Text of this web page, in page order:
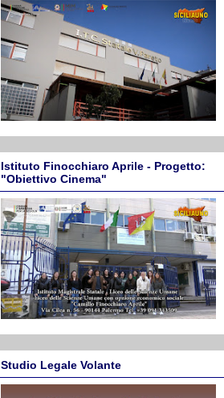
Istituto Finocchiaro Aprile - Progetto:
"Obiettivo Cinema"
Studio Legale Volante